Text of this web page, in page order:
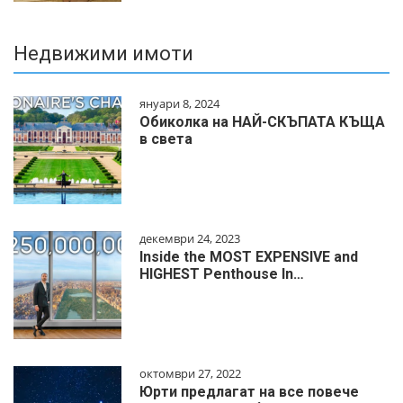
Недвижими имоти
януари 8, 2024
Обиколка на НАЙ-СКЪПАТА КЪЩА
в света
декември 24, 2023
Inside the MOST EXPENSIVE and
HIGHEST Penthouse In…
октомври 27, 2022
Юрти предлагат на все повече